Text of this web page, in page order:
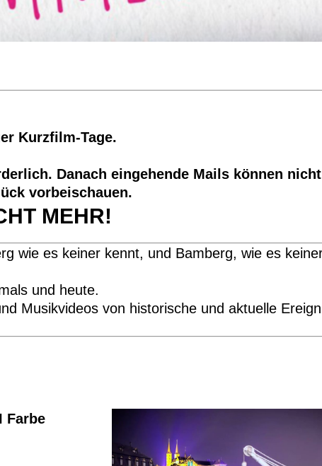
Kurzfilm-Tage.
Danach eingehende Mails können
vorbeischauen.
MEHR!
wie es keiner kennt, und Bamberg, wie es
und heute.
Musikvideos von historische und aktuelle
Farbe